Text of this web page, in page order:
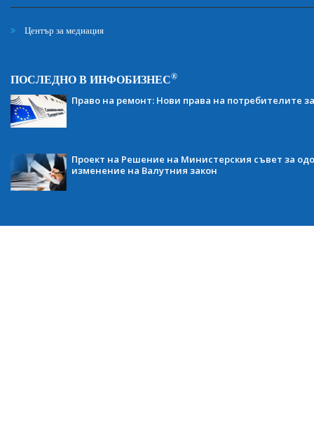
Център за медиация
ПОСЛЕДНО В ИНФОБИЗНЕС®
Право на ремонт: Нови права на потребителите
Проект на Решение на Министерския съвет за
изменение на Валутния закон